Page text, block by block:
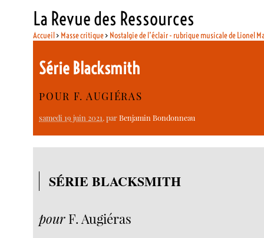
La Revue des Ressources
Accueil> Masse critique> Nostalgie de l’éclair - rubrique musicale de Lionel
Série Blacksmith
POUR F. AUGIÉRAS
samedi 19 juin 2021, parBenjamin Bondonneau
SÉRIE BLACKSMITH
pour F. Augiéras